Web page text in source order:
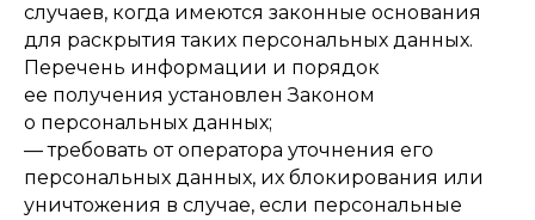
случаев, когда имеются законные основания
для раскрытия таких персональных данных.
Перечень информации и порядок
ее получения установлен Законом
о персональных данных;
— требовать от оператора уточнения его
персональных данных, их блокирования или
уничтожения в случае, если персональные